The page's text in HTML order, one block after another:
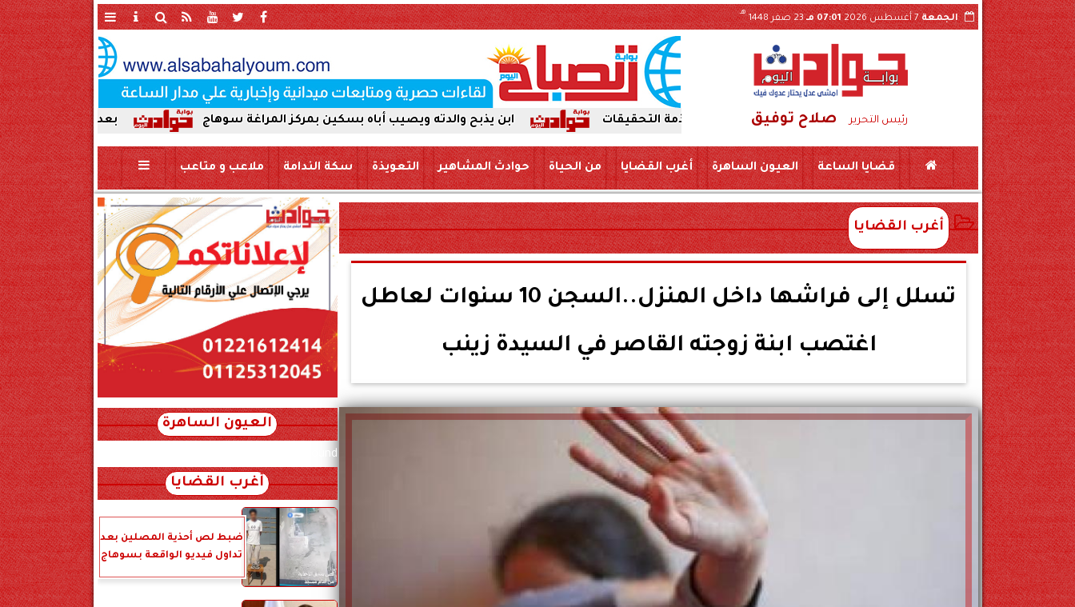
الجمعة7 أغسطس 2026 07:01 مـ 23 صفر 1448
هـ
رئيس التحرير صلاح توفيق بعد ضبط حمير مذبوحة في محافظة ابن يذبح والدته ويصيب أباه بسكين بمركز المراغة سوهاج على ذمة التحقيقات
قضايا الساعة العيون الساهرة أغرب القضايا من الحياة حوادث المشاهير التعويذة سكة الندامة ملاعب و متاعب
أغرب القضايا
تسلل إلى فراشها داخل المنزل..السجن 10 سنوات لعاطل
اغتصب ابنة زوجته القاصر في السيدة زينب
العيون الساهرة
xml_json/rss/~12.xml x0n not found
أغرب القضايا
ضبط لص أحذية المصلين بعد
تداول فيديو الواقعة بسوهاج